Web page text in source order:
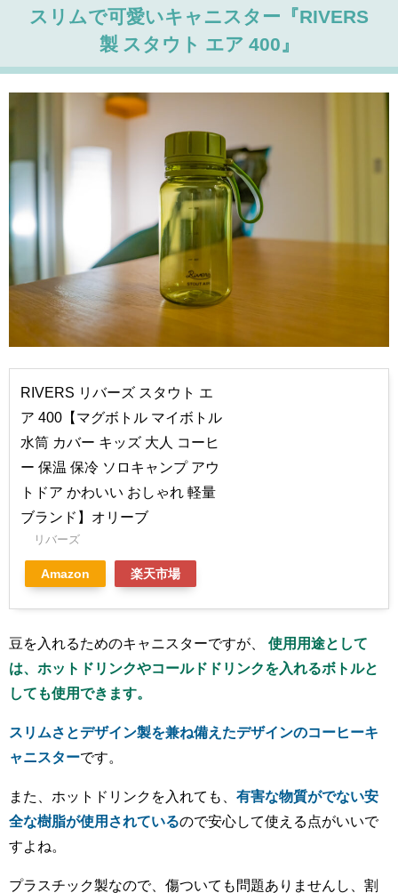
スリムで可愛いキャニスター『RIVERS
製 スタウト エア 400』
RIVERS リバーズ スタウト エ
ア 400【マグボトル マイボトル
水筒 カバー キッズ 大人 コーヒ
ー 保温 保冷 ソロキャンプ アウ
トドア かわいい おしゃれ 軽量
ブランド】オリーブ
リバーズ
Amazon 楽天市場
豆を入れるためのキャニスターですが、
使用用途として
は、ホットドリンクやコールドドリンクを入れるボトルと
しても使用できます。
スリムさとデザイン製を兼ね備えたデザインのコーヒーキ
ャニスターです。
また、ホットドリンクを入れても、 有害な物質がでない安
全な樹脂が使用されているので安心して使える点がいいで
すよね。
プラスチック製なので、傷ついても問題ありませんし、割